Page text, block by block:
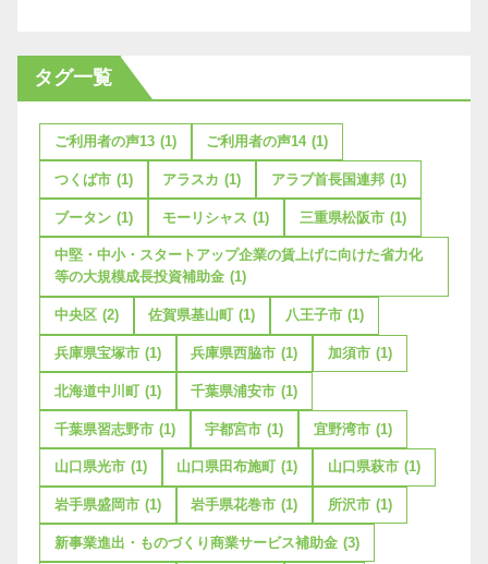
タグ一覧
ご利用者の声13 (1) ご利用者の声14 (1)
つくば市 (1) アラスカ (1) アラブ首長国連邦 (1)
ブータン (1) モーリシャス (1) 三重県松阪市 (1)
中堅・中小・スタートアップ企業の賃上げに向けた省力化
等の大規模成長投資補助金 (1)
中央区 (2) 佐賀県基山町 (1) 八王子市 (1)
兵庫県宝塚市 (1) 兵庫県西脇市 (1) 加須市 (1)
北海道中川町 (1) 千葉県浦安市 (1)
千葉県習志野市 (1) 宇都宮市 (1) 宜野湾市 (1)
山口県光市 (1) 山口県田布施町 (1) 山口県萩市 (1)
岩手県盛岡市 (1) 岩手県花巻市 (1) 所沢市 (1)
新事業進出・ものづくり商業サービス補助金 (3)